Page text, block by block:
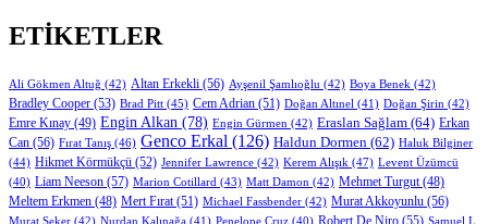
ETIKETLER
Ali Gökmen Altuğ (42) Altan Erkekli (56) Ayşenil Şamlıoğlu (42) Boya Benek (42)
Bradley Cooper (53) Brad Pitt (45) Cem Adrian (51) Doğan Altınel (41) Doğan Şirin (42)
Emre Kınay (49) Engin Alkan (78) Engin Gürmen (42) Eraslan Sağlam (64) Erkan
Can (56) Fırat Tanış (46) Genco Erkal (126) Haldun Dormen (62) Haluk Bilginer
(44) Hikmet Körmükçü (52) Jennifer Lawrence (42) Kerem Alışık (47) Levent Üzümcü
(40) Liam Neeson (57) Marion Cotillard (43) Matt Damon (42) Mehmet Turgut (48)
Meltem Erkmen (48) Mert Fırat (51) Michael Fassbender (42) Murat Akkoyunlu (56)
Murat Şeker (42) Nurdan Kalınağa (41) Penelope Cruz (40) Robert De Niro (55) Samuel L.